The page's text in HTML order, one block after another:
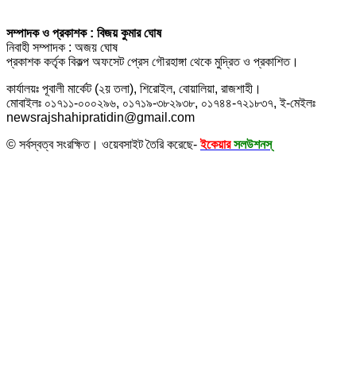
সম্পাদক ও প্রকাশক : বিজয় কুমার ঘোষ
নিবাহী সম্পাদক : অজয় ঘোষ
প্রকাশক কর্তৃক বিকল্প অফসেট প্রেস গৌরহাঙ্গা থেকে মুদ্রিত ও প্রকাশিত।
কার্যালয়ঃ পূবালী মার্কেট (২য় তলা), শিরোইল, বোয়ালিয়া, রাজশাহী।
মোবাইলঃ ০১৭১১-০০০২৯৬, ০১৭১৯-৩৮২৯৩৮, ০১৭৪৪-৭২১৮৩৭, ই-মেইলঃ
newsrajshahipratidin@gmail.com
© সর্বস্বত্ব সংরক্ষিত। ওয়েবসাইট তৈরি করেছে-ইকেয়ার সলউশনস্